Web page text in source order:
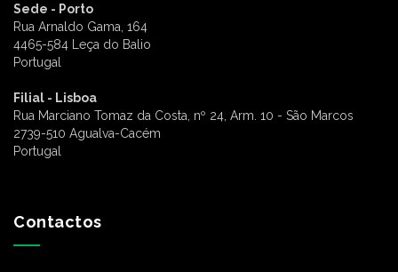
Sede - Porto
Rua Arnaldo Gama, 164
4465-584 Leça do Balio
Portugal
Filial - Lisboa
Rua Marciano Tomaz da Costa, nº 24, Arm. 10 - São Marcos
2739-510 Agualva-Cacém
Portugal
Contactos